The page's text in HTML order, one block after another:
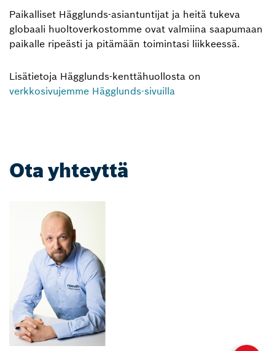
Paikalliset Hägglunds-asiantuntijat ja heitä tukeva
globaali huoltoverkostomme ovat valmiina saapumaan
paikalle ripeästi ja pitämään toimintasi liikkeessä.
Lisätietoja Hägglunds-kenttähuollosta on
verkkosivujemme Hägglunds-sivuilla
Ota yhteyttä